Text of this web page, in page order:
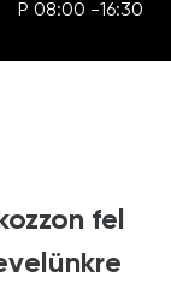
P 08:00 -16:30
fel